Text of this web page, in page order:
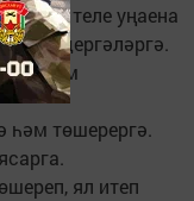
теле уңаена
һәм
төшерергә.
ял итеп